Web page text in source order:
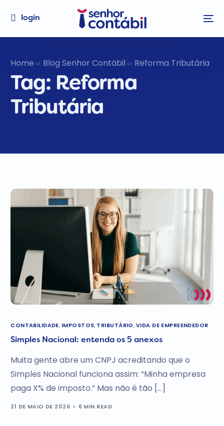
login
Home Blog Senhor Contábil Reforma Tributária
Tag: Reforma
Tributária
CONTABILIDADE, IMPOSTOS, TRIBUTÁRIO,VIDA DE EMPREENDEDOR
Simples Nacional: entenda os 5 anexos
Muita gente abre um CNPJ acreditando que o
Simples Nacional funciona assim: “Minha empresa
paga X% de imposto.” Mas não é tão […]
21 DE MAIO DE 2026 6 MIN READ